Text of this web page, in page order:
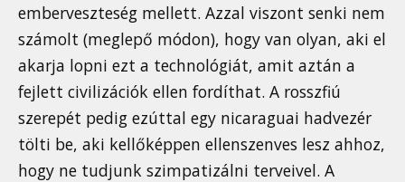
emberveszteség mellett. Azzal viszont senki nem
számolt (meglepő módon), hogy van olyan, aki el
akarja lopni ezt a technológiát, amit aztán a
fejlett civilizációk ellen fordíthat. A rosszfiú
szerepét pedig ezúttal egy nicaraguai hadvezér
tölti be, aki kellőképpen ellenszenves lesz ahhoz,
hogy ne tudjunk szimpatizálni terveivel. A